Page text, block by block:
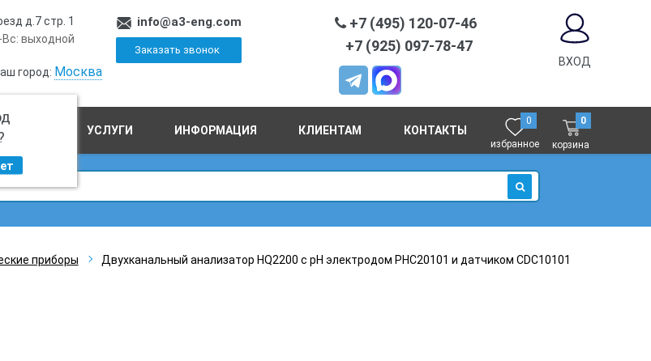
д.7 стр. 1
выходной
город: Москва
info@a3-eng.com
Заказать звонок
+7 (495) 120-07-46
+7 (925) 097-78-47
ВХОД
УСЛУГИ ИНФОРМАЦИЯ КЛИЕНТАМ КОНТАКТЫ
0
избранное
0
корзина
ИСКАТЬ
приборы Двухканальный анализатор HQ2200 c pH электродом PHC20101 и датчиком CDC10101